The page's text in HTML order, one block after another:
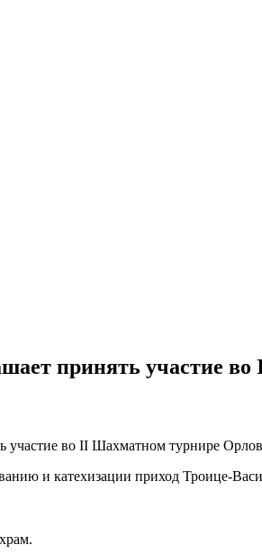
принять участие
и катехизации приход Троице-